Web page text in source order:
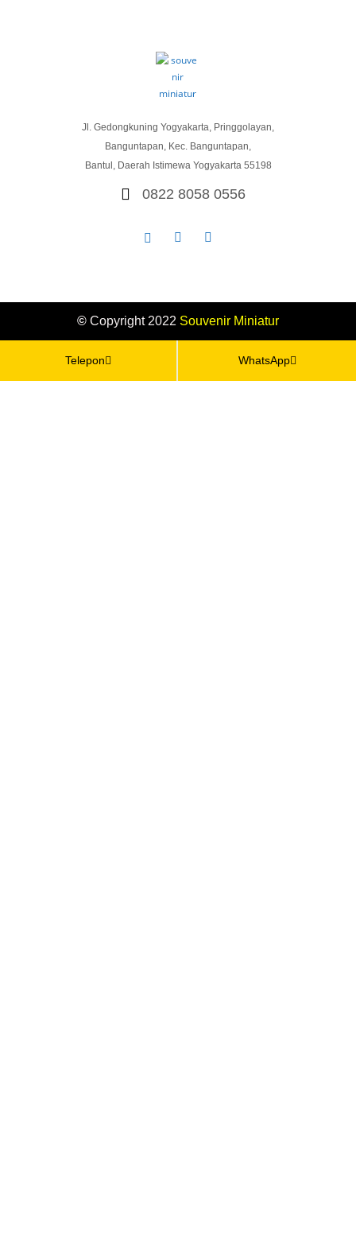
Jl. Gedongkuning Yogyakarta, Pringgolayan,
Banguntapan, Kec. Banguntapan,
Bantul, Daerah Istimewa Yogyakarta 55198
0822 8058 0556
© Copyright 2022 Souvenir Miniatur
Telepon WhatsApp